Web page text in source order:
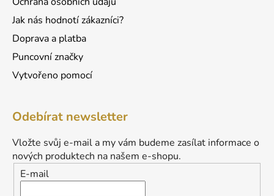
Jak nás hodnotí zákazníci?
Doprava a platba
Puncovní značky
Vytvořeno pomocí
Odebírat newsletter
Vložte svůj e-mail a my vám budeme zasílat informace o
nových produktech na našem e-shopu.
E-mail